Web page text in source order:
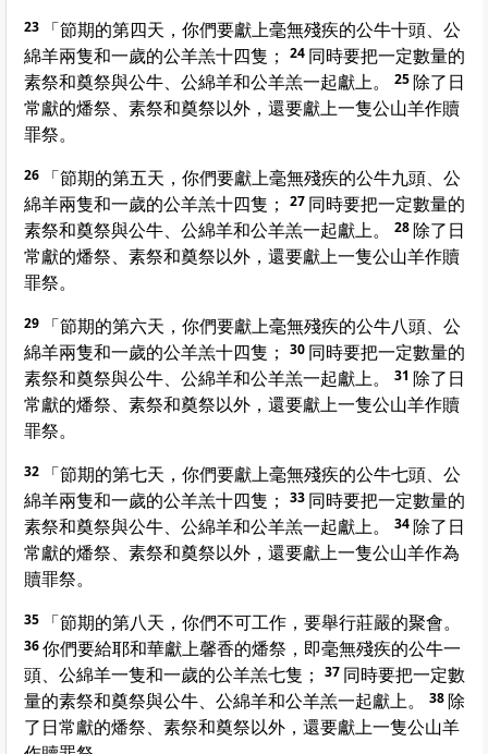
23
「節期的第四天，你們要獻上毫無殘疾的公牛十頭、公
綿羊兩隻和一歲的公羊羔十四隻；
24 同時要把一定數量的
素祭和奠祭與公牛、公綿羊和公羊羔一起獻上。
25除了日
常獻的燔祭、素祭和奠祭以外，還要獻上一隻公山羊作贖
罪祭。
26
「節期的第五天，你們要獻上毫無殘疾的公牛九頭、公
綿羊兩隻和一歲的公羊羔十四隻；
27 同時要把一定數量的
素祭和奠祭與公牛、公綿羊和公羊羔一起獻上。
28除了日
常獻的燔祭、素祭和奠祭以外，還要獻上一隻公山羊作贖
罪祭。
29
「節期的第六天，你們要獻上毫無殘疾的公牛八頭、公
綿羊兩隻和一歲的公羊羔十四隻；
30 同時要把一定數量的
素祭和奠祭與公牛、公綿羊和公羊羔一起獻上。
31 除了日
常獻的燔祭、素祭和奠祭以外，還要獻上一隻公山羊作贖
罪祭。
32
「節期的第七天，你們要獻上毫無殘疾的公牛七頭、公
綿羊兩隻和一歲的公羊羔十四隻；
33 同時要把一定數量的
素祭和奠祭與公牛、公綿羊和公羊羔一起獻上。
34除了日
常獻的燔祭、素祭和奠祭以外，還要獻上一隻公山羊作為
贖罪祭。
35 「節期的第八天，你們不可工作，要舉行莊嚴的聚會。
36你們要給耶和華獻上馨香的燔祭，即毫無殘疾的公牛一
頭、公綿羊一隻和一歲的公羊羔七隻；
37 同時要把一定數
量的素祭和奠祭與公牛、公綿羊和公羊羔一起獻上。
38除
了日常獻的燔祭、素祭和奠祭以外，還要獻上一隻公山羊